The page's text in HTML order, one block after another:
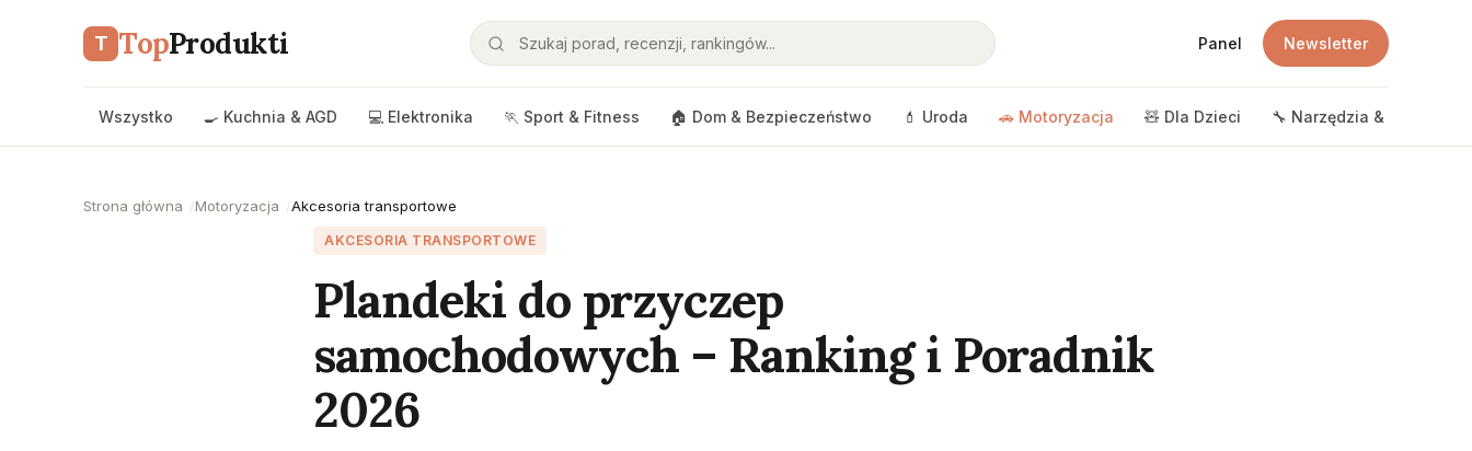
T TopProdukti Panel Newsletter
Wszystko 🍳 Kuchnia & AGD 💻 Elektronika 🏃 Sport & Fitness 🏠 Dom & Bezpieczeństwo 💄 Uroda 🚗 Motoryzacja 🧸 Dla Dzieci 🔧 Narzędzia & DIY
Strona główna Motoryzacja Akcesoria transportowe
AKCESORIA TRANSPORTOWE
Plandeki do przyczep
samochodowych – Ranking i Poradnik
2026